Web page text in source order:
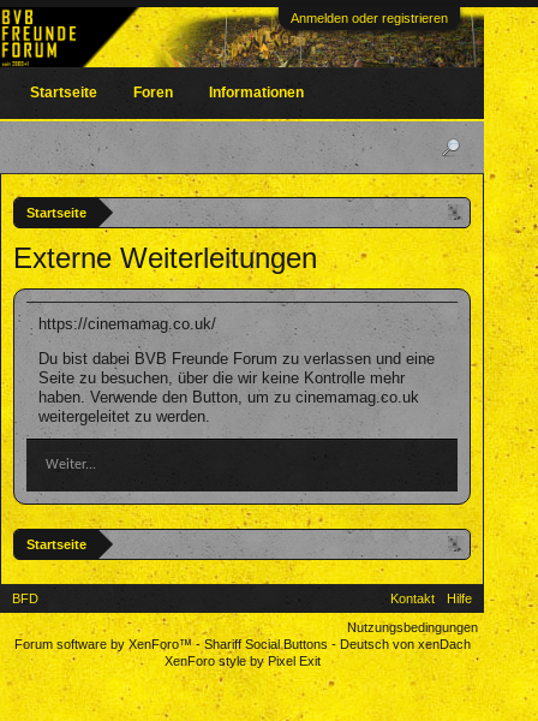
Anmelden oder registrieren
Startseite
Externe Weiterleitungen
https://cinemamag.co.uk/
Du bist dabei BVB Freunde Forum zu verlassen und eine
Seite zu besuchen, über die wir keine Kontrolle mehr
haben. Verwende den Button, um zu cinemamag.co.uk
weitergeleitet zu werden.
Weiter...
Startseite
Startseite Foren Informationen
BFD Kontakt
Hilfe
Nutzungsbedingungen
Forum software by XenForo™-Shariff Social Buttons- Deutsch von xenDach
XenForo style by Pixel Exit